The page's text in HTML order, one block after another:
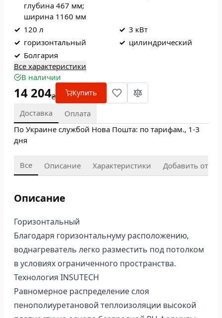
глубина 467 мм;
ширина 1160 мм
✓ 120 л ✓ 3 кВт
✓ горизонтальный ✓ цилиндрический
✓ Болгария
Все характеристики
В наличии
14 204₴ Купить
Доставка
Оплата
По Украине службой Нова Пошта: по тарифам., 1-3
дня
Все Описание Характеристики Добавить отзыв
Описание
Горизонтальный
Благодаря горизонтальнуму расположению,
воднагреватель легко разместить под потолком
в условиях ограниченного пространства.
Технология INSUTECH
Равномерное распределение слоя
пенополиуретановой теплоизоляции высокой